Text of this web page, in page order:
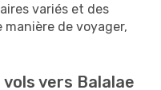
variés et des
de voyager,
vers Balalae